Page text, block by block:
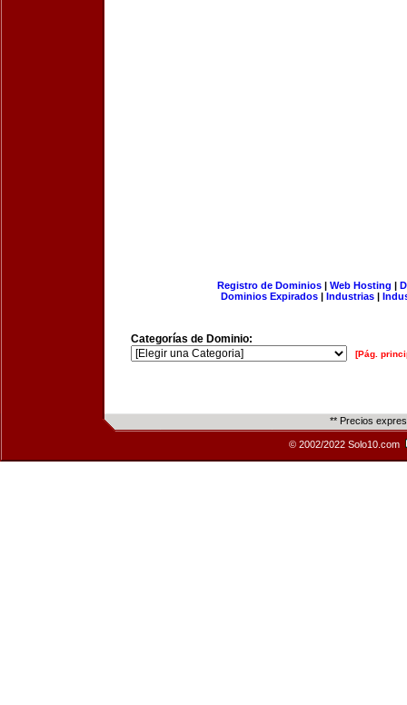
Registro de Dominios| Web Hosting |
Dominios Expirados | Industrias |
Categorías de Dominio:
[Pág.
** Precios
© 2002/2022 Solo10.com